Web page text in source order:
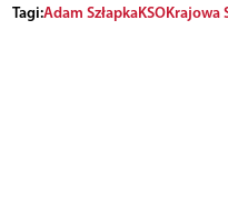
Tagi:Adam SzłapkaKSOKrajowa